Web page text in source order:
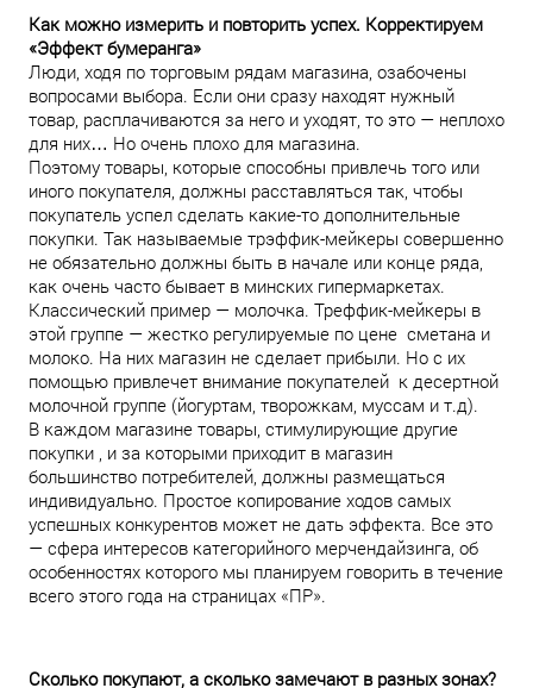
Как можно измерить и повторить успех. Корректируем
«Эффект бумеранга»
Люди, ходя по торговым рядам магазина, озабочены
вопросами выбора. Если они сразу находят нужный
товар, расплачиваются за него и уходят, то это — неплохо
для них… Но очень плохо для магазина.
Поэтому товары, которые способны привлечь того или
иного покупателя, должны расставляться так, чтобы
покупатель успел сделать какие-то дополнительные
покупки. Так называемые трэффик-мейкеры совершенно
не обязательно должны быть в начале или конце ряда,
как очень часто бывает в минских гипермаркетах.
Классический пример — молочка. Треффик-мейкеры в
этой группе — жестко регулируемые по цене сметана и
молоко. На них магазин не сделает прибыли. Но с их
помощью привлечет внимание покупателей к десертной
молочной группе (йогуртам, творожкам, муссам и т.д).
В каждом магазине товары, стимулирующие другие
покупки , и за которыми приходит в магазин
большинство потребителей, должны размещаться
индивидуально. Простое копирование ходов самых
успешных конкурентов может не дать эффекта. Все это
— сфера интересов категорийного мерчендайзинга, об
особенностях которого мы планируем говорить в течение
всего этого года на страницах «ПР».
Сколько покупают, а сколько замечают в разных зонах?